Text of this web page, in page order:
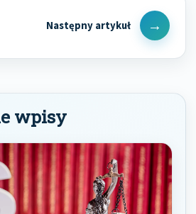
Next
Post
wpisy